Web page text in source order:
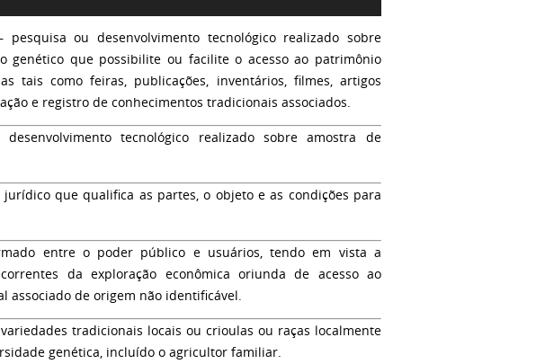
pesquisa ou desenvolvimento tecnológico realizado sobre
genético que possibilite ou facilite o acesso ao patrimônio
tais como feiras, publicações, inventários, filmes, artigos
e registro de conhecimentos tradicionais associados.
tecnológico realizado sobre amostra de
que qualifica as partes, o objeto e as condições para
entre o poder público e usuários, tendo em vista a
da exploração econômica oriunda de acesso ao
associado de origem não identificável.
tradicionais locais ou crioulas ou raças localmente
genética, incluído o agricultor familiar.